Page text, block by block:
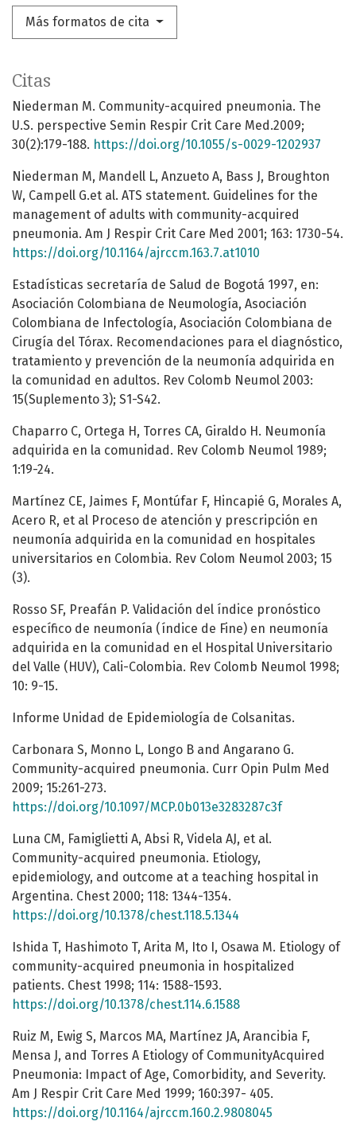
Más formatos de cita
Citas
Niederman M. Community-acquired pneumonia. The
U.S. perspective Semin Respir Crit Care Med.2009;
30(2):179-188. https://doi.org/10.1055/s-0029-1202937
Niederman M, Mandell L, Anzueto A, Bass J, Broughton
W, Campell G.et al. ATS statement. Guidelines for the
management of adults with community-acquired
pneumonia. Am J Respir Crit Care Med 2001; 163: 1730-54.
https://doi.org/10.1164/ajrccm.163.7.at1010
Estadísticas secretaría de Salud de Bogotá 1997, en:
Asociación Colombiana de Neumología, Asociación
Colombiana de Infectología, Asociación Colombiana de
Cirugía del Tórax. Recomendaciones para el diagnóstico,
tratamiento y prevención de la neumonía adquirida en
la comunidad en adultos. Rev Colomb Neumol 2003:
15(Suplemento 3); S1-S42.
Chaparro C, Ortega H, Torres CA, Giraldo H. Neumonía
adquirida en la comunidad. Rev Colomb Neumol 1989;
1:19-24.
Martínez CE, Jaimes F, Montúfar F, Hincapié G, Morales A,
Acero R, et al Proceso de atención y prescripción en
neumonía adquirida en la comunidad en hospitales
universitarios en Colombia. Rev Colom Neumol 2003; 15
(3).
Rosso SF, Preafán P. Validación del índice pronóstico
específico de neumonía (índice de Fine) en neumonía
adquirida en la comunidad en el Hospital Universitario
del Valle (HUV), Cali-Colombia. Rev Colomb Neumol 1998;
10: 9-15.
Informe Unidad de Epidemiología de Colsanitas.
Carbonara S, Monno L, Longo B and Angarano G.
Community-acquired pneumonia. Curr Opin Pulm Med
2009; 15:261-273.
https://doi.org/10.1097/MCP.0b013e3283287c3f
Luna CM, Famiglietti A, Absi R, Videla AJ, et al.
Community-acquired pneumonia. Etiology,
epidemiology, and outcome at a teaching hospital in
Argentina. Chest 2000; 118: 1344-1354.
https://doi.org/10.1378/chest.118.5.1344
Ishida T, Hashimoto T, Arita M, Ito I, Osawa M. Etiology of
community-acquired pneumonia in hospitalized
patients. Chest 1998; 114: 1588-1593.
https://doi.org/10.1378/chest.114.6.1588
Ruiz M, Ewig S, Marcos MA, Martínez JA, Arancibia F,
Mensa J, and Torres A Etiology of CommunityAcquired
Pneumonia: Impact of Age, Comorbidity, and Severity.
Am J Respir Crit Care Med 1999; 160:397- 405.
https://doi.org/10.1164/ajrccm.160.2.9808045